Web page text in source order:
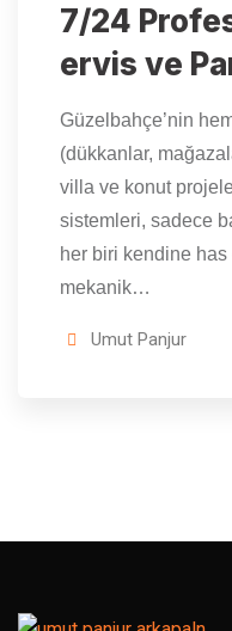
7/24
ervis ve
Güzelbahçe’nin
(dükkanlar,
villa ve konut
sistemleri, sadece
her biri kendine
mekanik…
Umut Panjur